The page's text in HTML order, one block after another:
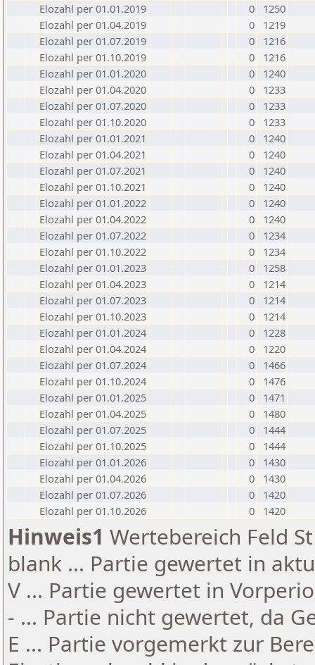
Elozahl per 01.01.2019
0
1250
Elozahl per 01.04.2019
0
1219
Elozahl per 01.07.2019
0
1216
Elozahl per 01.10.2019
0
1216
Elozahl per 01.01.2020
0
1240
Elozahl per 01.04.2020
0
1233
Elozahl per 01.07.2020
0
1233
Elozahl per 01.10.2020
0
1233
Elozahl per 01.01.2021
0
1240
Elozahl per 01.04.2021
0
1240
Elozahl per 01.07.2021
0
1240
Elozahl per 01.10.2021
0
1240
Elozahl per 01.01.2022
0
1240
Elozahl per 01.04.2022
0
1240
Elozahl per 01.07.2022
0
1234
Elozahl per 01.10.2022
0
1234
Elozahl per 01.01.2023
0
1258
Elozahl per 01.04.2023
0
1214
Elozahl per 01.07.2023
0
1214
Elozahl per 01.10.2023
0
1214
Elozahl per 01.01.2024
0
1228
Elozahl per 01.04.2024
0
1220
Elozahl per 01.07.2024
0
1466
Elozahl per 01.10.2024
0
1476
Elozahl per 01.01.2025
0
1471
Elozahl per 01.04.2025
0
1480
Elozahl per 01.07.2025
0
1444
Elozahl per 01.10.2025
0
1444
Elozahl per 01.01.2026
0
1430
Elozahl per 01.04.2026
0
1430
Elozahl per 01.07.2026
0
1420
Elozahl per 01.10.2026
0 1420
Hinweis1 Wertebereich Feld
blank ... Partie gewertet in
V ... Partie gewertet in
- ... Partie nicht gewertet, da
E ... Partie vorgemerkt zur